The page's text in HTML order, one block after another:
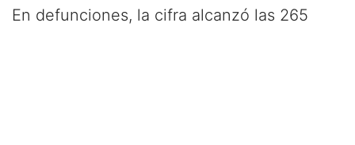
En defunciones, la cifra alcanzó las 265